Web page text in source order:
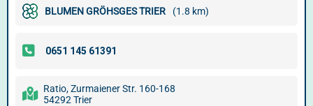
BLUMEN GRÖHSGES TRIER (1.8 km)
Ratio, Zurmaiener Str. 160-168
54292 Trier